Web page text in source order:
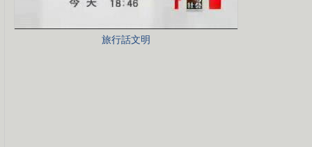
旅行話文明